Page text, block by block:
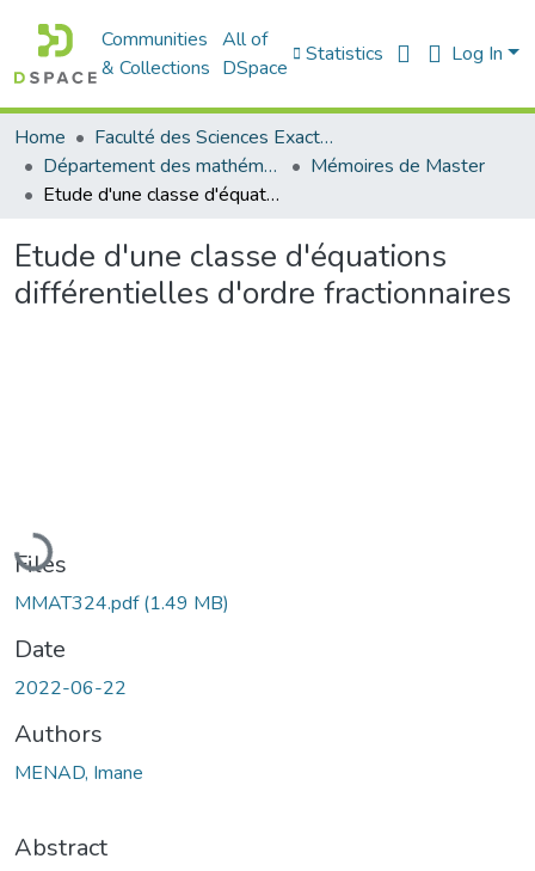
Communities
& Collections
All of
DSpace
Statistics Log In
Home
Faculté des Sciences Exactes et de l'Informatique
Département des mathématiques et informatique
Mémoires de Master
Etude d'une classe d'équations différentielles d'ordre fractionnaires
Etude d'une classe d'équations
différentielles d'ordre fractionnaires
Loading...
Files
MMAT324.pdf(1.49 MB)
Date
2022-06-22
Authors
MENAD, Imane
Abstract